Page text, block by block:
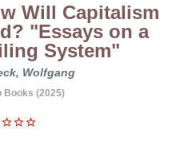
Will Capitalism
"Essays on a
System"
Wolfgang
Books (2025)